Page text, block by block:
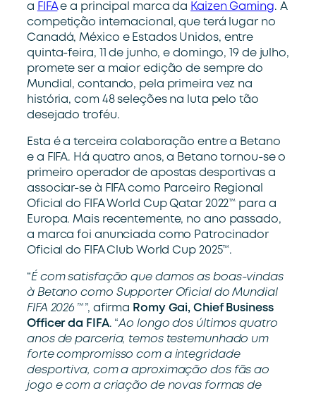
a FIFAe a principal marca da Kaizen Gaming. A
competição internacional, que terá lugar no
Canadá, México e Estados Unidos, entre
quinta-feira, 11 de junho, e domingo, 19 de julho,
promete ser a maior edição de sempre do
Mundial, contando, pela primeira vez na
história, com 48 seleções na luta pelo tão
desejado troféu.
Esta é a terceira colaboração entre a Betano
e a FIFA. Há quatro anos, a Betano tornou-se o
primeiro operador de apostas desportivas a
associar-se à FIFA como Parceiro Regional
Oficial do FIFA World Cup Qatar 2022™ para a
Europa. Mais recentemente, no ano passado,
a marca foi anunciada como Patrocinador
Oficial do FIFA Club World Cup 2025™.
“É com satisfação que damos as boas-vindas
à Betano como Supporter Oficial do Mundial
FIFA 2026™ ”, afirma Romy Gai, Chief Business
Officer da FIFA. “Ao longo dos últimos quatro
anos de parceria, temos testemunhado um
forte compromisso com a integridade
desportiva, com aaproximação dos fãs ao
jogo e com a criação de novas formas de